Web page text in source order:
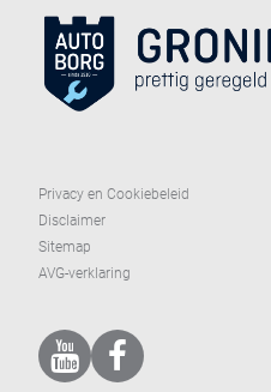
Privacy en Cookiebeleid
Disclaimer
Sitemap
AVG-verklaring